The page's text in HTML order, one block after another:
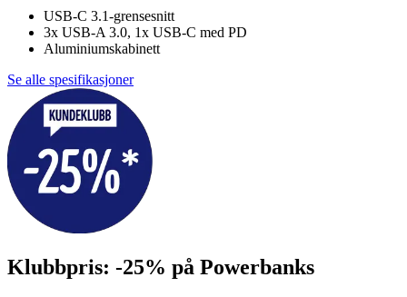
USB-C 3.1-grensesnitt
3x USB-A 3.0, 1x USB-C med PD
Aluminiumskabinett
Se alle spesifikasjoner
Klubbpris: -25% på Powerbanks